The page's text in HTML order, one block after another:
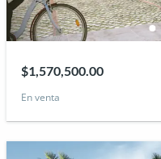
$1,570,500.00
En venta